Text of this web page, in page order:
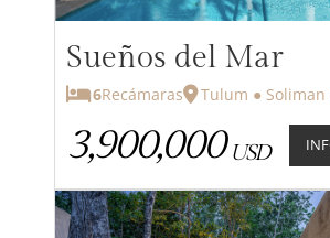
Sueños del Mar
6Recámaras Tulum ● Soliman
3,900,000 USD